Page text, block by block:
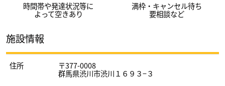
時間帯や発達状況等に
よって空きあり
満枠・キャンセル待ち
要相談など
施設情報
住所 〒377-0008
群馬県渋川市渋川１６９３−３